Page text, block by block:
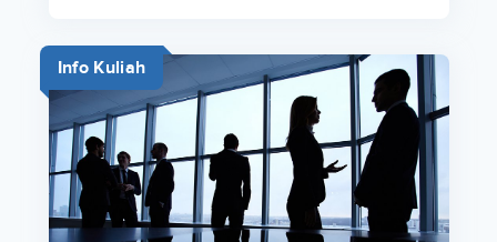
Info Kuliah